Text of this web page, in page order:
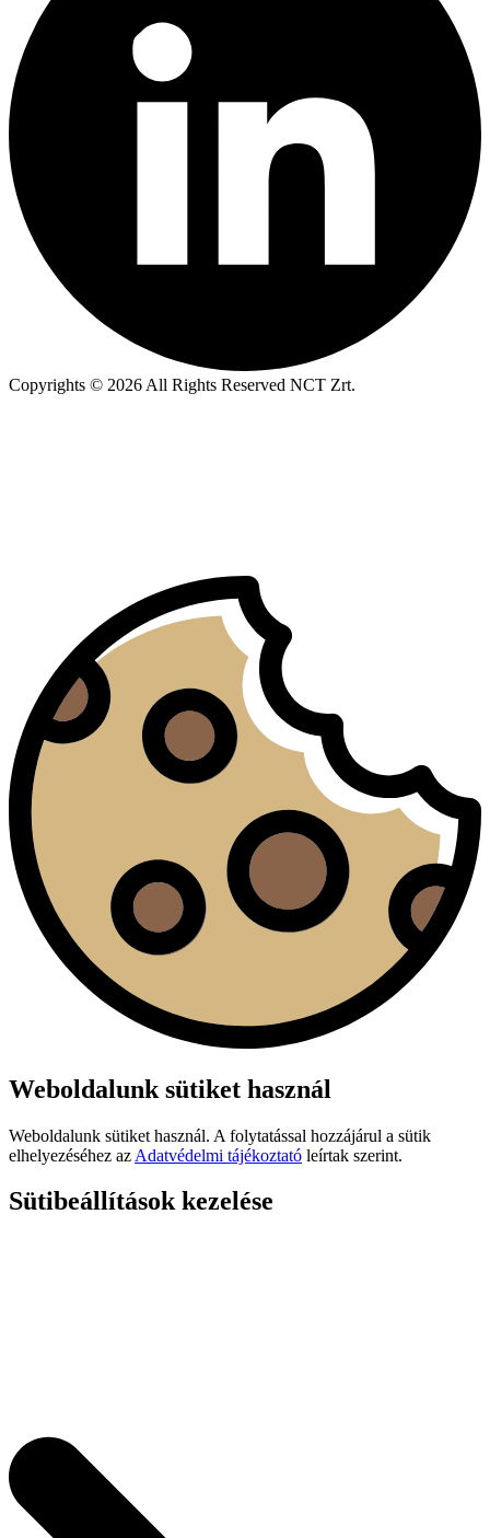
Copyrights © 2026 All Rights Reserved NCT Zrt.
Weboldalunk sütiket használ
Weboldalunk sütiket használ. A folytatással hozzájárul a sütik
elhelyezéséhez az Adatvédelmi tájékoztató leírtak szerint.
Sütibeállítások kezelése